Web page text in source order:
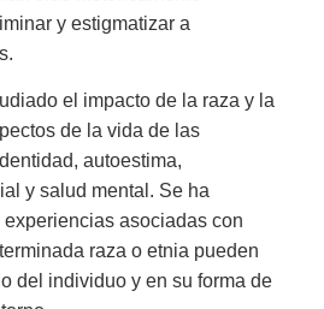
y estigmatizar a
el impacto de la raza y la
de la vida de las
autoestima,
y salud mental. Se ha
asociadas con
raza o etnia pueden
del individuo y en su forma de